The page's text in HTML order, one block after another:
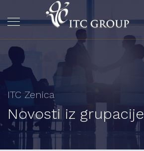
ITC Zenica
Novosti iz grupacije